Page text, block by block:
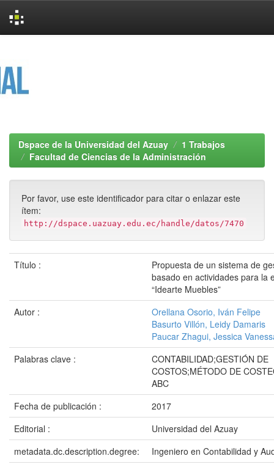
Dspace de la Universidad del Azuay
1 Trabajos
Facultad de Ciencias de la Administración
Por favor, use este identificador para citar o enlazar este
ítem:
http://dspace.uazuay.edu.ec/handle/datos/7470
Título :
Propuesta de un sistema de
basado en actividades para la
“Idearte Muebles”
Autor :
Orellana Osorio, Iván Felipe
Basurto Villón, Leidy Damaris
Paucar Zhagui, Jessica
Palabras clave :
CONTABILIDAD;GESTIÓN DE
COSTOS;MÉTODO DE
ABC
Fecha de publicación :
2017
Editorial :
Universidad del Azuay
metadata.dc.description.degree:
Ingeniero en Contabilidad y